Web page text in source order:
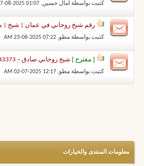
كتبت بواسطة امال حسين‏, 07-08-2025 01:07 PM
رقم شيخ روحاني في عمان | شيخ |
كتبت بواسطة مطو‏, 23-06-2025 07:22 AM
[ مقترح ] شيخ روحاني صادق – 00201203443373 شيخ روحاني صادق
كتبت بواسطة مطو‏, 02-07-2025 12:17 AM
معلومات المنتدى والخيارات